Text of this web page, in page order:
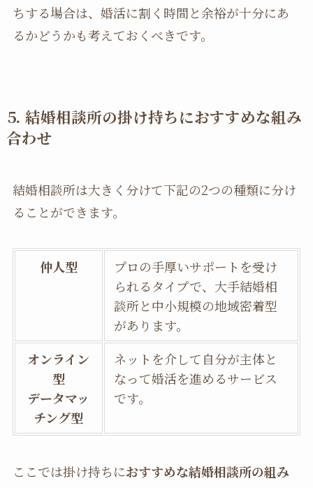
ちする場合は、婚活に割く時間と余裕が十分にあ
るかどうかも考えておくべきです。
⒌ 結婚相談所の掛け持ちにおすすめな組み
合わせ
結婚相談所は大きく分けて下記の2つの種類に分け
ることができます。
仲人型
プロの手厚いサポートを受け
られるタイプで、大手結婚相
談所と中小規模の地域密着型
があります。
オンライン
型
データマッ
チング型
ネットを介して自分が主体と
なって婚活を進めるサービス
です。
ここでは掛け持ちにおすすめな結婚相談所の組み